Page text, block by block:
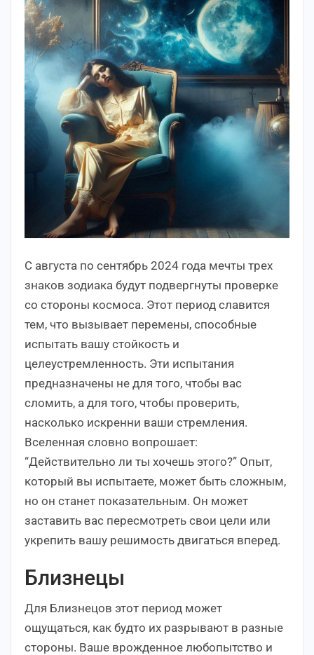
С августа по сентябрь 2024 года мечты трех
знаков зодиака будут подвергнуты проверке
со стороны космоса. Этот период славится
тем, что вызывает перемены, способные
испытать вашу стойкость и
целеустремленность. Эти испытания
предназначены не для того, чтобы вас
сломить, а для того, чтобы проверить,
насколько искренни ваши стремления.
Вселенная словно вопрошает:
“Действительно ли ты хочешь этого?” Опыт,
который вы испытаете, может быть сложным,
но он станет показательным. Он может
заставить вас пересмотреть свои цели или
укрепить вашу решимость двигаться вперед.
Близнецы
Для Близнецов этот период может
ощущаться, как будто их разрывают в разные
стороны. Ваше врожденное любопытство и